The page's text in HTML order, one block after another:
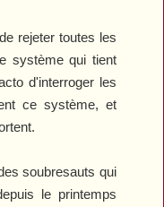
rejeter toutes les
système qui tient
d'interroger les
ce système, et
soubresauts qui
le printemps